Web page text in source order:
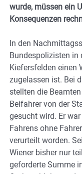
wurde, müssen ein
Konsequenzen
In den
Bundespolizisten in
Kiefersfelden einen
zugelassen ist. Bei
stellten die
Beifahrer von der
gesucht wird. Er
Fahrens ohne
verurteilt worden.
Wiener bisher nur
geforderte Summe